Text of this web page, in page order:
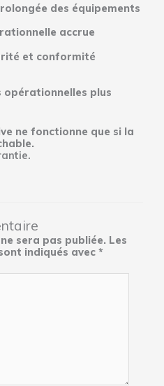
des équipements
accrue
et conformité
opérationnelles plus
ne fonctionne que si la
sera pas publiée. Les
indiqués avec *